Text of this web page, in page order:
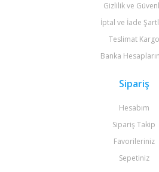
Gizlilik ve
İptal ve İade
Teslimat Kargo
Banka
Sipariş
Hesabım
Sipariş Takip
Favorileriniz
Sepetiniz